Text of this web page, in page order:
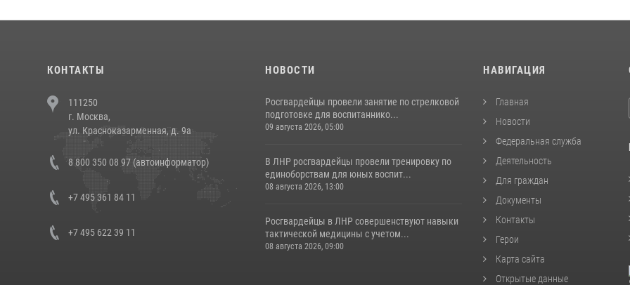
КОНТАКТЫ
111250
г. Москва,
ул. Красноказарменная, д. 9а
8 800 350 08 97 (автоинформатор)
+7 495 361 84 11
+7 495 622 39 11
НОВОСТИ
Росгвардейцы провели занятие по стрелковой
подготовке для воспитаннико...
09 августа 2026, 05:00
В ЛНР росгвардейцы провели тренировку по
единоборствам для юных воспит...
08 августа 2026, 13:00
Росгвардейцы в ЛНР совершенствуют навыки
тактической медицины с учетом...
08 августа 2026, 09:00
НАВИГАЦИЯ
Главная
Новости
Федеральная служба
Деятельность
Для граждан
Документы
Контакты
Герои
Карта сайта
Открытые данные